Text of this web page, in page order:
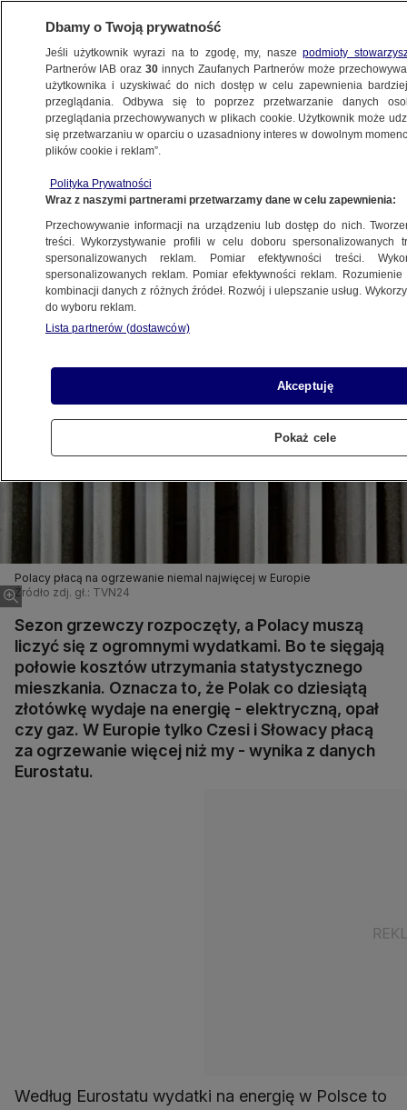
BIZNES
RYNKI
za ogrzewanie. Tylko Czesi i Słowacy
wydają więcej
3.11.2015, 16:18
Udostępnij
Polacy płacą na ogrzewanie niemal najwięcej w Europie
Źródło zdj. gł.: TVN24
Sezon grzewczy rozpoczęty, a Polacy muszą
liczyć się z ogromnymi wydatkami. Bo te sięgają
połowie kosztów utrzymania statystycznego
mieszkania. Oznacza to, że Polak co dziesiątą
złotówkę wydaje na energię - elektryczną, opał
czy gaz. W Europie tylko Czesi i Słowacy płacą
za ogrzewanie więcej niż my - wynika z danych
Eurostatu.
Według Eurostatu wydatki na energię w Polsce to
Dbamy o Twoją prywatność
Jeśli użytkownik wyrazi na to zgodę, my, naszepodmioty
Partnerów IAB oraz30 innych Zaufanych Partnerów może
użytkownika i uzyskiwać do nich dostęp w celu zapewnienia
przeglądania. Odbywa się to poprzez przetwarzanie danych
przeglądania przechowywanych w plikach cookie. Użytkownik może
się przetwarzaniu w oparciu o uzasadniony interes w dowolnym
plików cookie i reklam”.
Polityka Prywatności
Wraz z naszymi partnerami przetwarzamy dane w celu zapewnienia:
Przechowywanie informacji na urządzeniu lub dostęp do nich.
treści. Wykorzystywanie profili w celu doboru spersonalizowanych
spersonalizowanych reklam. Pomiar efektywności treści.
spersonalizowanych reklam. Pomiar efektywności reklam.
kombinacji danych z różnych źródeł. Rozwój i ulepszanie usług.
do wyboru reklam.
Lista partnerów (dostawców)
Akceptuję
Pokaż cele